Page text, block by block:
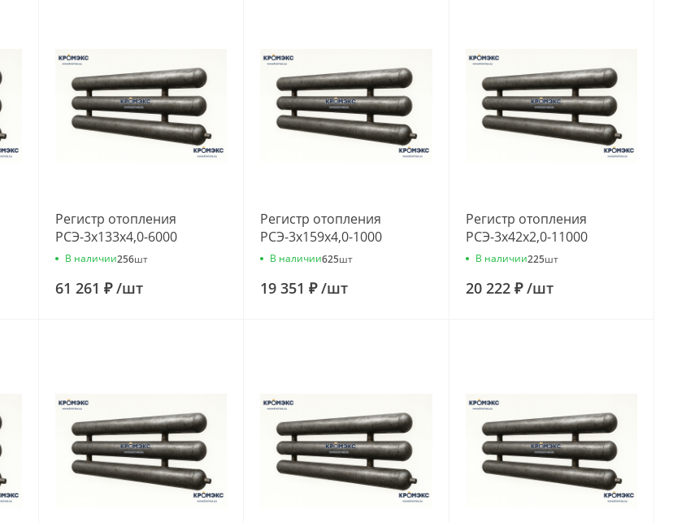
Регистр отопления
РСЭ-3x133x4,0-6000
В наличии256шт
61 261 ₽/шт
Регистр отопления
РСЭ-3x159x4,0-1000
В наличии625шт
19 351 ₽/шт
Регистр отопления
РСЭ-3x42x2,0-11000
В наличии225шт
20 222 ₽/шт